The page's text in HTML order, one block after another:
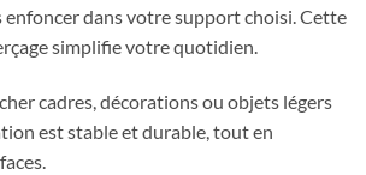
enfoncer dans votre support choisi. Cette
simplifie votre quotidien.
cadres, décorations ou objets légers
est stable et durable, tout en